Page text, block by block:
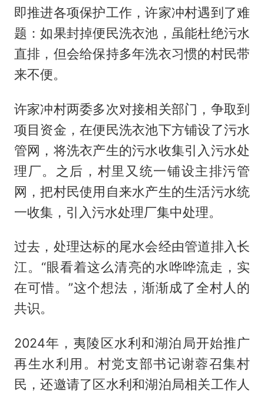
即推进各项保护工作，许家冲村遇到了难
题：如果封掉便民洗衣池，虽能杜绝污水
直排，但会给保持多年洗衣习惯的村民带
来不便。
许家冲村两委多次对接相关部门，争取到
项目资金，在便民洗衣池下方铺设了污水
管网，将洗衣产生的污水收集引入污水处
理厂。之后，村里又统一铺设主排污管
网，把村民使用自来水产生的生活污水统
一收集，引入污水处理厂集中处理。
过去，处理达标的尾水会经由管道排入长
江。“眼看着这么清亮的水哗哗流走，实
在可惜。”这个想法，渐渐成了全村人的
共识。
2024年，夷陵区水利和湖泊局开始推广
再生水利用。村党支部书记谢蓉召集村
民，还邀请了区水利和湖泊局相关工作人